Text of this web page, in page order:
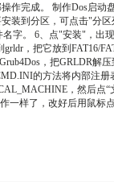
作完成。 制作Dos启
装到分区，可点击"分
字。 6、点"安装"，出
，把它放到FAT16/
，把GRLDR解
的方法将内部注
，然后
样了，改好后用鼠标